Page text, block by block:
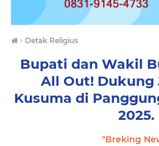
› Detak Religius
Bupati dan Wakil
All Out! Dukung
Kusuma di
2025.
"Breking